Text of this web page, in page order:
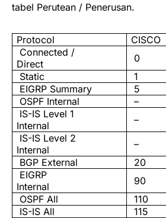
tabel Perutean / Penerusan.
Protocol CISCO
Connected /
Direct
0
Static
1
EIGRP Summary
5
OSPF Internal
–
IS-IS Level 1
Internal
–
IS-IS Level 2
Internal
–
BGP External
20
EIGRP
Internal
90
OSPF All
110
IS-IS All
115